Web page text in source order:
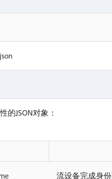
的JSON对象：
流设备完成身